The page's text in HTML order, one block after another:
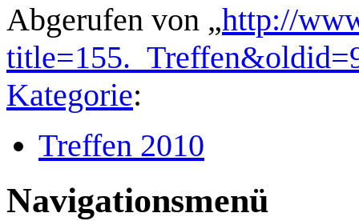
Abgerufen von „http://
Kategorie:
Treffen 2010
Navigationsmenü